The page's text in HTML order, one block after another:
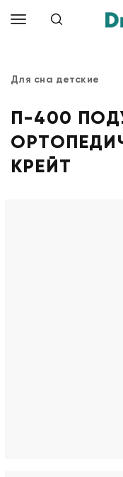
Для сна детские
П-400
КРЕЙТ